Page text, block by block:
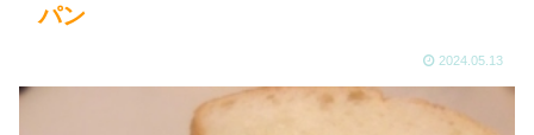
パン
2024.05.13